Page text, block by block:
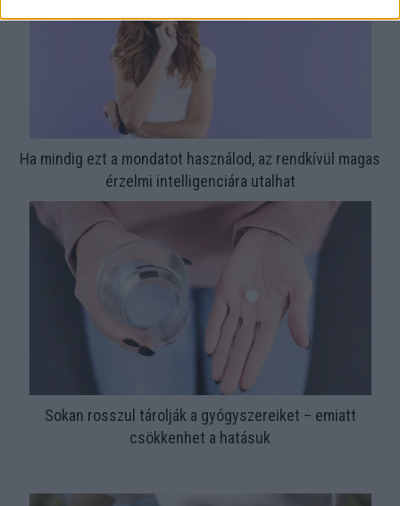
Ha mindig ezt a mondatot használod, az rendkívül magas
érzelmi intelligenciára utalhat
Sokan rosszul tárolják a gyógyszereiket – emiatt
csökkenhet a hatásuk